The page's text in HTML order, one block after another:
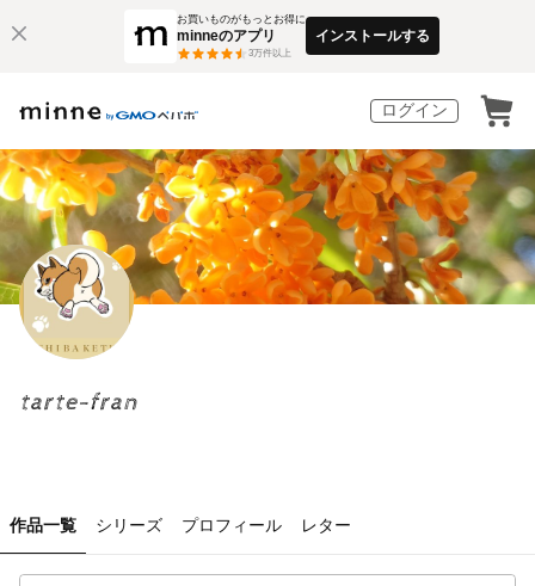
お買いものがもっとお得に
minneのアプリ
3万件以上
インストールする
ログイン
tarte-fran
作品一覧 シリーズ プロフィール レター